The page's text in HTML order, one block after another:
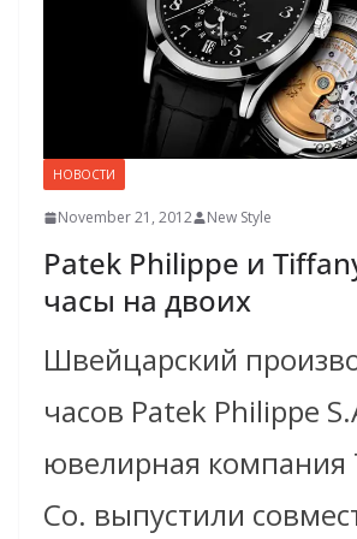
НОВОСТИ
November 21, 2012 New Style
Patek Philippe и
часы на двоих
Швейцарский
часов Patek Philippe
ювелирная компания
Co. выпустили